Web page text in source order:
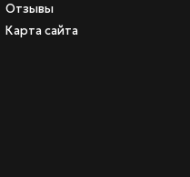
Отзывы
Карта сайта